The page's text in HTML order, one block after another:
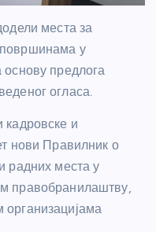
места за
у
предлога
огласа.
и
нови Правилник о
радних места у
правобранилаштву,